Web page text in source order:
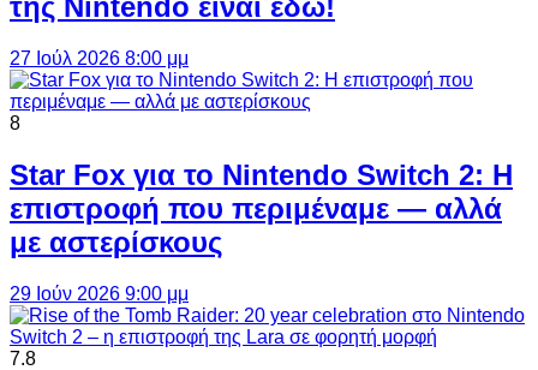
της Nintendo είναι εδώ!
27 Ιούλ 2026 8:00 μμ
8
Star Fox για το Nintendo Switch 2: Η
επιστροφή που περιμέναμε — αλλά
με αστερίσκους
29 Ιούν 2026 9:00 μμ
7.8